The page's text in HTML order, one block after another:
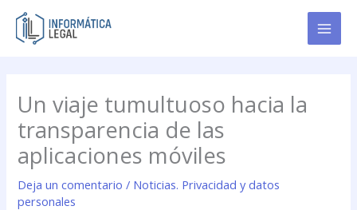
contenido
Un viaje tumultuoso hacia la
transparencia de las
aplicaciones móviles
Deja un comentario / Noticias. Privacidad y datos
personales